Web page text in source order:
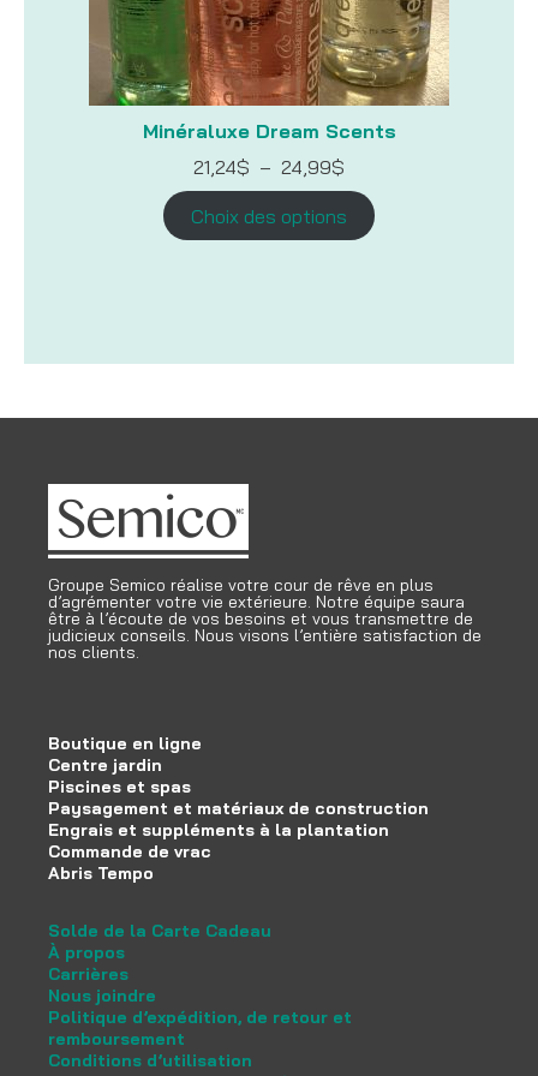
Minéraluxe Dream Scents
21,24$ – 24,99$
prix :
21,24$
à
Choix des options
Groupe Semico réalise votre cour de rêve en plus
d’agrémenter votre vie extérieure. Notre équipe saura
être à l’écoute de vos besoins et vous transmettre de
judicieux conseils. Nous visons l’entière satisfaction de
nos clients.
Boutique en ligne
Centre jardin
Piscines et spas
Paysagement et matériaux de construction
Engrais et suppléments à la plantation
Commande de vrac
Abris Tempo
Solde de la Carte Cadeau
À propos
Carrières
Nous joindre
Politique d’expédition, de retour et
remboursement
Conditions d’utilisation